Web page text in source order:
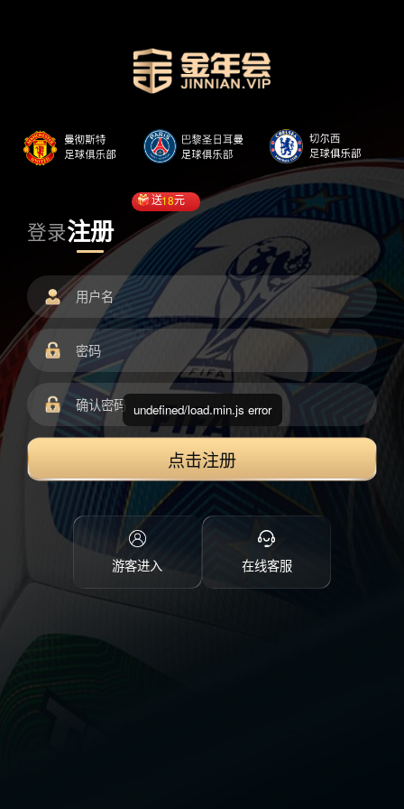
登录注册
送18元
点击注册
游客进入 在线客服
undefined/load.min.js error